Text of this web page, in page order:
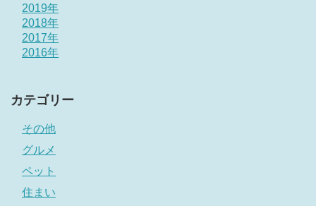
2019年
2018年
2017年
2016年
カテゴリー
その他
グルメ
ペット
住まい